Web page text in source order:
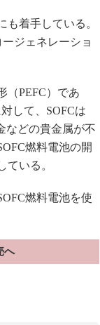
着手している。
ジェネレーショ
（PEFC）であ
して、SOFCは
などの貴金属が不
燃料電池の開
いる。
燃料電池を使
へ